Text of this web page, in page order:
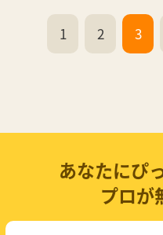
1 2 3
あなたにぴ
プロが